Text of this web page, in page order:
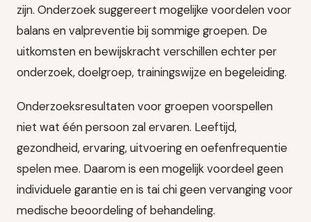
zijn. Onderzoek suggereert mogelijke voordelen voor
balans en valpreventie bij sommige groepen. De
uitkomsten en bewijskracht verschillen echter per
onderzoek, doelgroep, trainingswijze en begeleiding.
Onderzoeksresultaten voor groepen voorspellen
niet wat één persoon zal ervaren. Leeftijd,
gezondheid, ervaring, uitvoering en oefenfrequentie
spelen mee. Daarom is een mogelijk voordeel geen
individuele garantie en is tai chi geen vervanging voor
medische beoordeling of behandeling.